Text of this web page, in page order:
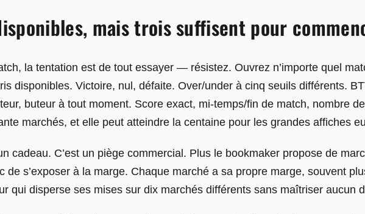
mais trois suffisent pour
la tentation est de tout essayer — résistez. Ouvrez n’importe quel
disponibles. Victoire, nul, défaite. Over/under à cinq seuils différents.
buteur à tout moment. Score exact, mi-temps/fin de match, nombre
marchés, et elle peut atteindre la centaine pour les grandes affiches
cadeau. C’est un piège commercial. Plus le bookmaker propose de
s’exposer à la marge. Chaque marché a sa propre marge, souvent
qui disperse ses mises sur dix marchés différents sans maîtriser aucun